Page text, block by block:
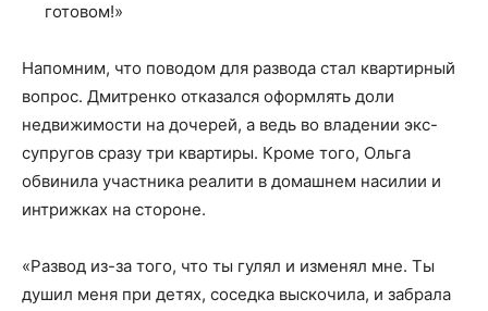
готовом!»
Напомним, что поводом для развода стал квартирный
вопрос. Дмитренко отказался оформлять доли
недвижимости на дочерей, а ведь во владении экс-
супругов сразу три квартиры. Кроме того, Ольга
обвинила участника реалити в домашнем насилии и
интрижках на стороне.
«Развод из-за того, что ты гулял и изменял мне. Ты
душил меня при детях, соседка выскочила, и забрала